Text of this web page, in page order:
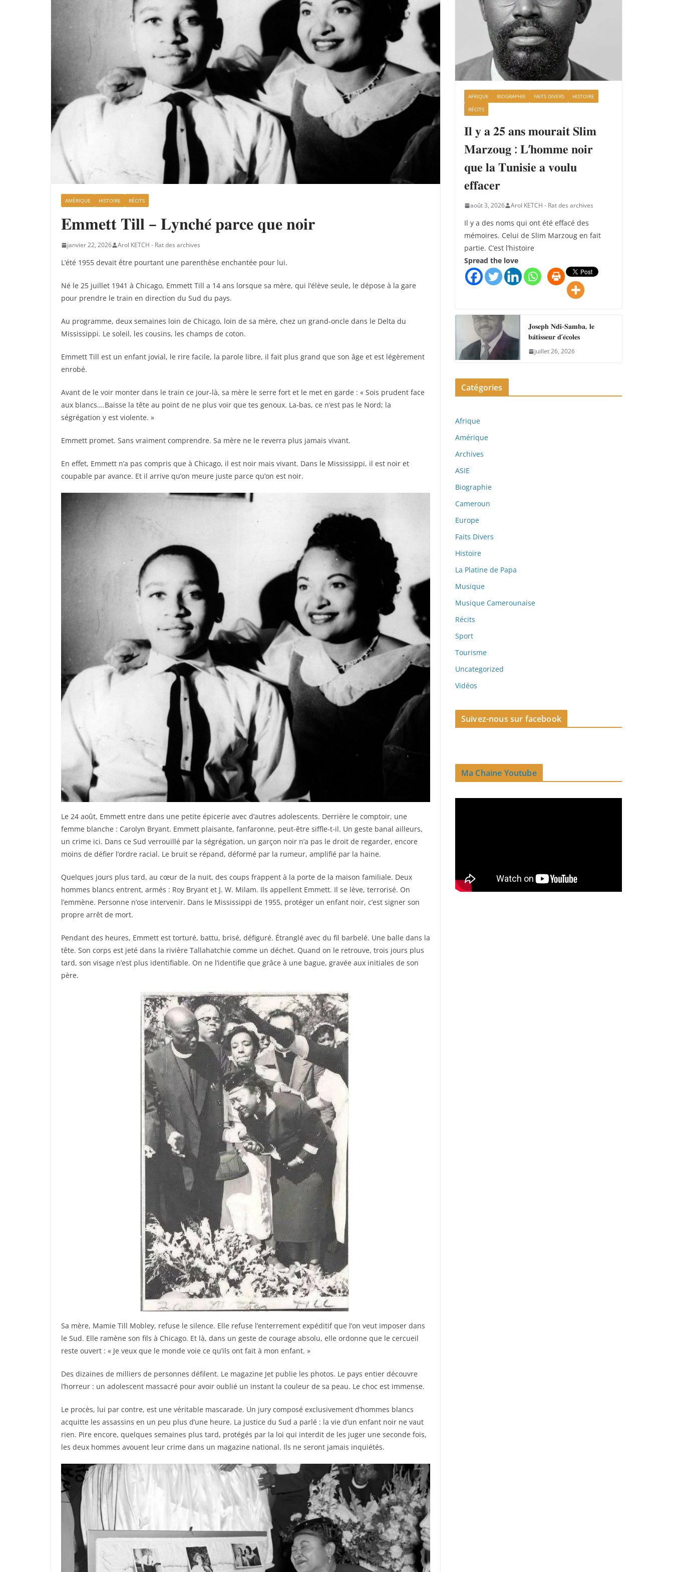
AMÉRIQUE HISTOIRE RÉCITS
𝐄𝐦𝐦𝐞𝐭𝐭 𝐓𝐢𝐥𝐥 – 𝐋𝐲𝐧𝐜𝐡𝐞́ 𝐩𝐚𝐫𝐜𝐞 𝐪𝐮𝐞 𝐧𝐨𝐢𝐫
janvier 22, 2026 Arol KETCH - Rat des archives
L’été 1955 devait être pourtant une parenthèse enchantée pour lui.
Né le 25 juillet 1941 à Chicago, Emmett Till a 14 ans lorsque sa mère, qui l’élève seule, le dépose à la gare
pour prendre le train en direction du Sud du pays.
Au programme, deux semaines loin de Chicago, loin de sa mère, chez un grand-oncle dans le Delta du
Mississippi. Le soleil, les cousins, les champs de coton.
Emmett Till est un enfant jovial, le rire facile, la parole libre, il fait plus grand que son âge et est légèrement
enrobé.
Avant de le voir monter dans le train ce jour-là, sa mère le serre fort et le met en garde : « Sois prudent face
aux blancs….Baisse la tête au point de ne plus voir que tes genoux. La-bas, ce n’est pas le Nord; la
ségrégation y est violente. »
Emmett promet. Sans vraiment comprendre. Sa mère ne le reverra plus jamais vivant.
En effet, Emmett n’a pas compris que à Chicago, il est noir mais vivant. Dans le Mississippi, il est noir et
coupable par avance. Et il arrive qu’on meure juste parce qu’on est noir.
Le 24 août, Emmett entre dans une petite épicerie avec d’autres adolescents. Derrière le comptoir, une
femme blanche : Carolyn Bryant. Emmett plaisante, fanfaronne, peut-être siffle-t-il. Un geste banal ailleurs,
un crime ici. Dans ce Sud verrouillé par la ségrégation, un garçon noir n’a pas le droit de regarder, encore
moins de défier l’ordre racial. Le bruit se répand, déformé par la rumeur, amplifié par la haine.
Quelques jours plus tard, au cœur de la nuit, des coups frappent à la porte de la maison familiale. Deux
hommes blancs entrent, armés : Roy Bryant et J. W. Milam. Ils appellent Emmett. Il se lève, terrorisé. On
l’emmène. Personne n’ose intervenir. Dans le Mississippi de 1955, protéger un enfant noir, c’est signer son
propre arrêt de mort.
Pendant des heures, Emmett est torturé, battu, brisé, défiguré. Étranglé avec du fil barbelé. Une balle dans la
tête. Son corps est jeté dans la rivière Tallahatchie comme un déchet. Quand on le retrouve, trois jours plus
tard, son visage n’est plus identifiable. On ne l’identifie que grâce à une bague, gravée aux initiales de son
père.
Sa mère, Mamie Till Mobley, refuse le silence. Elle refuse l’enterrement expéditif que l’on veut imposer dans
le Sud. Elle ramène son fils à Chicago. Et là, dans un geste de courage absolu, elle ordonne que le cercueil
reste ouvert : « Je veux que le monde voie ce qu’ils ont fait à mon enfant. »
Des dizaines de milliers de personnes défilent. Le magazine Jet publie les photos. Le pays entier découvre
l’horreur : un adolescent massacré pour avoir oublié un instant la couleur de sa peau. Le choc est immense.
Le procès, lui par contre, est une véritable mascarade. Un jury composé exclusivement d’hommes blancs
acquitte les assassins en un peu plus d’une heure. La justice du Sud a parlé : la vie d’un enfant noir ne vaut
rien. Pire encore, quelques semaines plus tard, protégés par la loi qui interdit de les juger une seconde fois,
les deux hommes avouent leur crime dans un magazine national. Ils ne seront jamais inquiétés.
AFRIQUE BIOGRAPHIE FAITS DIVERS
HISTOIRE
RÉCITS
𝐈𝐥 𝐲 𝐚 𝟐𝟓 𝐚𝐧𝐬 𝐦𝐨𝐮𝐫𝐚𝐢𝐭 𝐒𝐥𝐢𝐦
𝐌𝐚𝐫𝐳𝐨𝐮𝐠 : 𝐋’𝐡𝐨𝐦𝐦𝐞 𝐧𝐨𝐢𝐫
𝐪𝐮𝐞 𝐥𝐚 𝐓𝐮𝐧𝐢𝐬𝐢𝐞 𝐚 𝐯𝐨𝐮𝐥𝐮
𝐞𝐟𝐟𝐚𝐜𝐞𝐫
août 3, 2026 Arol KETCH - Rat des archives
Il y a des noms qui ont été effacé des
mémoires. Celui de Slim Marzoug en fait
partie. C’est l’histoire
Spread the love
𝐉𝐨𝐬𝐞𝐩𝐡 𝐍𝐝𝐢-𝐒𝐚𝐦𝐛𝐚, 𝐥𝐞
𝐛𝐚̂𝐭𝐢𝐬𝐬𝐞𝐮𝐫 𝐝’𝐞́𝐜𝐨𝐥𝐞𝐬
juillet 26, 2026
Catégories
Afrique
Amérique
Archives
ASIE
Biographie
Cameroun
Europe
Faits Divers
Histoire
La Platine de Papa
Musique
Musique Camerounaise
Récits
Sport
Tourisme
Uncategorized
Vidéos
Suivez-nous sur facebook
Ma Chaine Youtube